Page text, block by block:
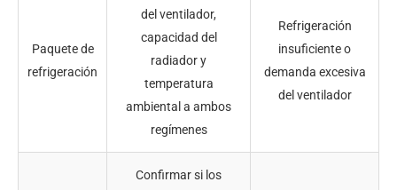
Paquete de
refrigeración
del ventilador,
capacidad del
radiador y
temperatura
ambiental a ambos
regímenes
Refrigeración
insuficiente o
demanda excesiva
del ventilador
Confirmar si los